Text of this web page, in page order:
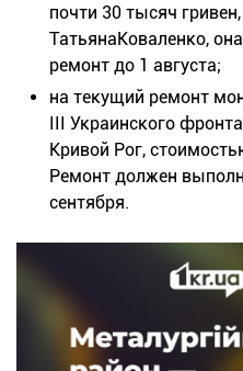
почти 30 тысяч
ТатьянаКоваленко,
ремонт до 1 августа;
на текущий ремонт
III Украинского
Кривой Рог,
Ремонт должен
сентября.